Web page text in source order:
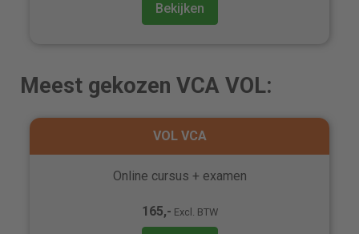
Bekijken
Meest gekozen VCA VOL:
VOL VCA
Online cursus + examen
165,- Excl. BTW